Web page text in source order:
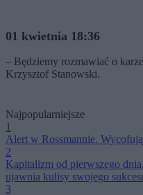
01 kwietnia 18:36
– Będziemy rozmawiać o
Krzysztof Stanowski.
Najpopularniejsze
1
Alert w Rossmannie.
2
Kapitalizm od pierwszego
ujawnia kulisy swojego
3